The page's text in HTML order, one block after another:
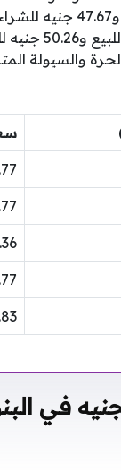
على أداء البنك الأهلي المصري
لافتًا في مستويات
والسيولة
في